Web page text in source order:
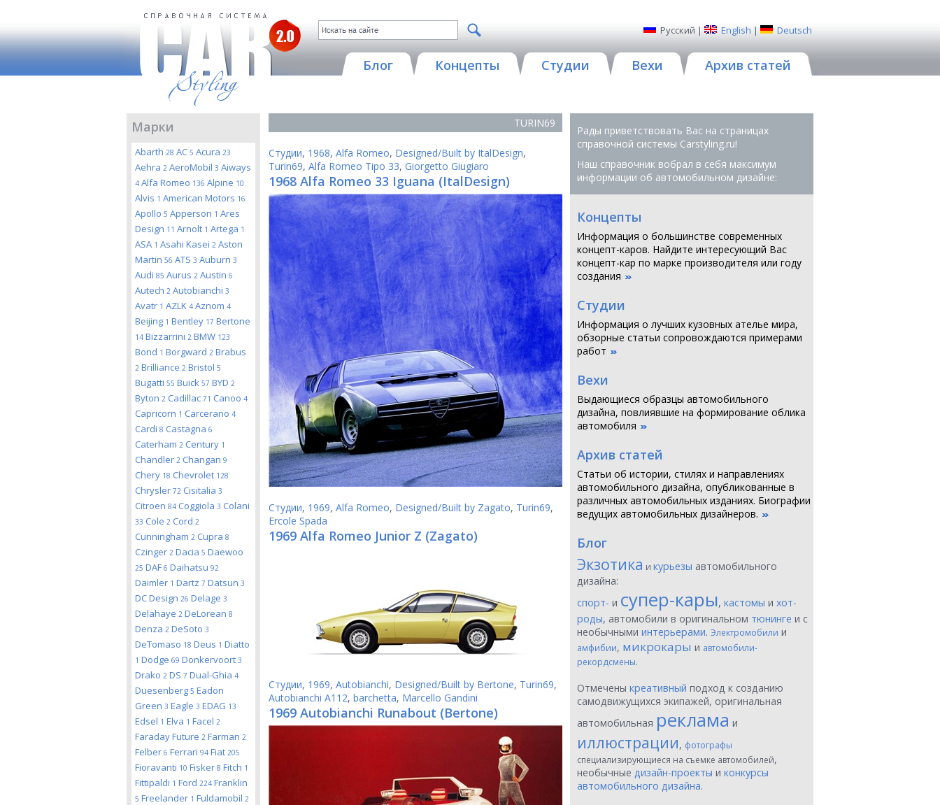
Русский | English | Deutsch
Блог Концепты Студии Вехи Архив статей
Марки
Abarth 28 AC 5 Acura 23
Aehra 2 AeroMobil 3 Aiways
4 Alfa Romeo 136 Alpine 10
Alvis 1 American Motors 16
Apollo 5 Apperson 1 Ares
Design 11 Arnolt 1 Artega 1
ASA 1 Asahi Kasei 2 Aston
Martin 56 ATS 3 Auburn 3
Audi 85 Aurus 2 Austin 6
Autech 2 Autobianchi 3
Avatr 1 AZLK 4 Aznom 4
Beijing 1 Bentley 17 Bertone
14 Bizzarrini 2 BMW 123
Bond 1 Borgward 2 Brabus
2 Brilliance 2 Bristol 5
Bugatti 55 Buick 57 BYD 2
Byton 2 Cadillac 71 Canoo 4
Capricorn 1 Carcerano 4
Cardi 8 Castagna 6
Caterham 2 Century 1
Chandler 2 Changan 9
Chery 18 Chevrolet 128
Chrysler 72 Cisitalia 3
Citroen 84 Coggiola 3 Colani
33 Cole 2 Cord 2
Cunningham 2 Cupra 8
Czinger 2 Dacia 5 Daewoo
25 DAF 6 Daihatsu 92
Daimler 1 Dartz 7 Datsun 3
DC Design 26 Delage 3
Delahaye 2 DeLorean 8
Denza 2 DeSoto 3
DeTomaso 18 Deus 1 Diatto
1 Dodge 69 Donkervoort 3
Drako 2 DS 7 Dual-Ghia 4
Duesenberg 5 Eadon
Green 3 Eagle 3 EDAG 13
Edsel 1 Elva 1 Facel 2
Faraday Future 2 Farman 2
Felber 6 Ferrari 94 Fiat 205
Fioravanti 10 Fisker 8 Fitch 1
Fittipaldi 1 Ford 224 Franklin
5 Freelander 1 Fuldamobil 2
TURIN69
Студии, 1968, Alfa Romeo, Designed/Built by ItalDesign,
Turin69, Alfa Romeo Tipo 33, Giorgetto Giugiaro
1968 Alfa Romeo 33 Iguana (ItalDesign)
Студии, 1969, Alfa Romeo, Designed/Built by Zagato, Turin69,
Ercole Spada
1969 Alfa Romeo Junior Z (Zagato)
Студии, 1969, Autobianchi, Designed/Built by Bertone, Turin69,
Autobianchi A112, barchetta, Marcello Gandini
1969 Autobianchi Runabout (Bertone)
Рады приветствовать Вас на страницах
справочной системы Сarstyling.ru!
Наш справочник вобрал в себя максимум
информации об автомобильном дизайне:
Концепты
Информация о большинстве современных
концепт-каров. Найдите интересующий Вас
концепт-кар по марке производителя или году
создания
Студии
Информация о лучших кузовных ателье мира,
обзорные статьи сопровождаются примерами
работ
Вехи
Выдающиеся образцы автомобильного
дизайна, повлиявшие на формирование облика
автомобиля
Архив статей
Статьи об истории, стилях и направлениях
автомобильного дизайна, опубликованные в
различных автомобильных изданиях. Биографии
ведущих автомобильных дизайнеров.
Блог
Экзотика и курьезы автомобильного
дизайна:
спорт- и супер-кары, кастомы и хот-
роды, автомобили в оригинальном тюнинге и с
необычными интерьерами. Электромобили и
амфибии, микрокары и автомобили-
рекордсмены.
Отмечены креативный подход к созданию
самодвижущихся экипажей, оригинальная
автомобильная реклама и
иллюстрации, фотографы
специализирующиеся на съемке автомобилей,
необычные дизайн-проекты и конкурсы
автомобильного дизайна.